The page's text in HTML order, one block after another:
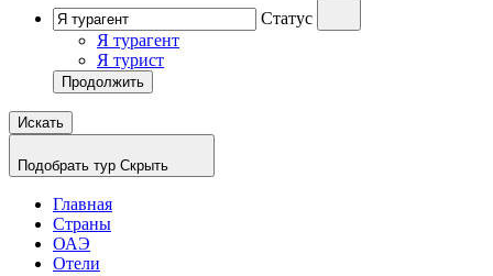
Статус
Я турагент
Я турист
Продолжить
Искать
Подобрать тур Скрыть
Главная
Страны
ОАЭ
Отели